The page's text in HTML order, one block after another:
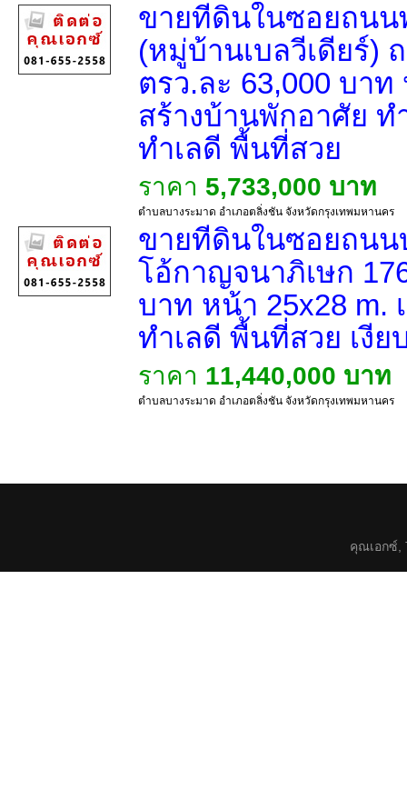
ขายที่ดินในซอยถน
(หมู่บ้านเบลวีเดียร์)
ตรว.ละ 63,000 บาท
สร้างบ้านพักอาศัย
ทำเลดี พื้นที่สวย
ราคา 5,733,000 บาท
ตำบลบางระมาด อำเภอตลิ่งชัน จังหวัดกรุงเทพมหานคร
ขายที่ดินในซอยถนน
โอ้กาญจนาภิเษก
บาท หน้า 25x28 m.
ทำเลดี พื้นที่สวย เงีย
ราคา 11,440,000 บาท
ตำบลบางระมาด อำเภอตลิ่งชัน จังหวัดกรุงเทพมหานคร
คุณเอกซ์,